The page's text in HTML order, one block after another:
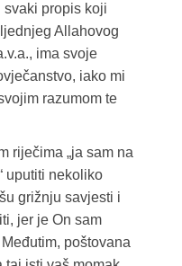
svaki propis koji
Allahovog
ima svoje
iako mi
razumom te
riječima „ja sam na
uputiti nekoliko
grižnju savjesti i
jer je On sam
poštovana